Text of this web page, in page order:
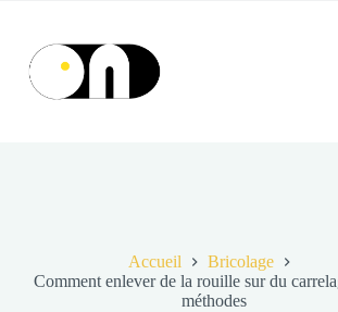
contenu
Accueil
Bricolage
Comment enlever de la rouille sur du
méthodes